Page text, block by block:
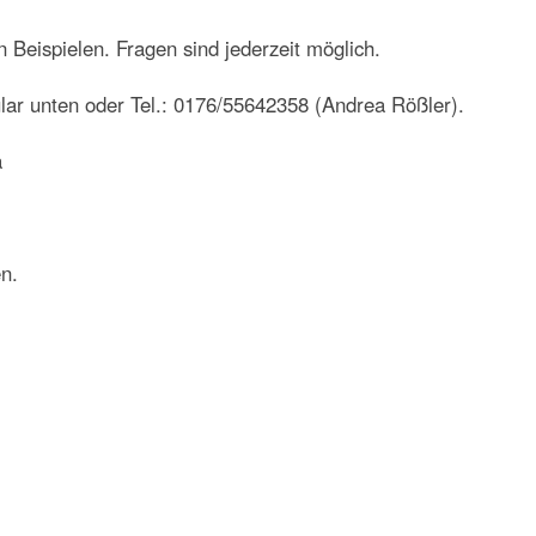
Fragen sind jederzeit möglich.
unten oder Tel.: 0176/55642358 (Andrea Rößler).